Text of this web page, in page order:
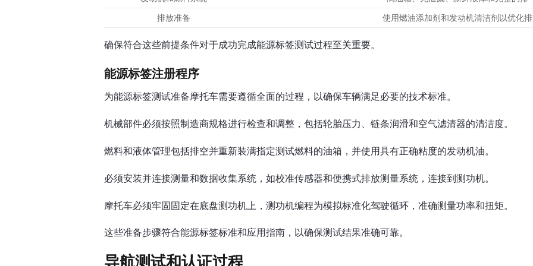
排放准备 使用燃油添加剂和发动机清洁剂以优化
确保符合这些前提条件对于成功完成能源标签测试过程至关重要。
能源标签注册程序
为能源标签测试准备摩托车需要遵循全面的过程，以确保车辆满足必要的技术标准。
机械部件必须按照制造商规格进行检查和调整，包括轮胎压力、链条润滑和空气滤清器的清洁度。
燃料和液体管理包括排空并重新装满指定测试燃料的油箱，并使用具有正确粘度的发动机油。
必须安装并连接测量和数据收集系统，如校准传感器和便携式排放测量系统，连接到测功机。
摩托车必须牢固固定在底盘测功机上，测功机编程为模拟标准化驾驶循环，准确测量功率和扭矩。
这些准备步骤符合能源标签标准和应用指南，以确保测试结果准确可靠。
导航测试和认证过程